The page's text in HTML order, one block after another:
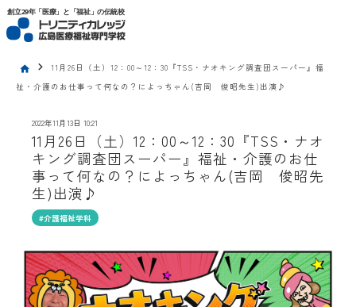
創立29年「医療」と「福祉」の伝統校トリニティカレッジ広島医療福祉専門学校
home chevron_right
11月26日（土）12：00～12：30『TSS・ナオキング調査団スーパー』福
祉・介護のお仕事って何なの？によっちゃん(吉岡 俊昭先生)出演♪
2022年11月13日 10:21
11月26日（土）12：00～12：30『TSS・ナオ
キング調査団スーパー』福祉・介護のお仕
事って何なの？によっちゃん(吉岡 俊昭先
生)出演♪
#介護福祉学科